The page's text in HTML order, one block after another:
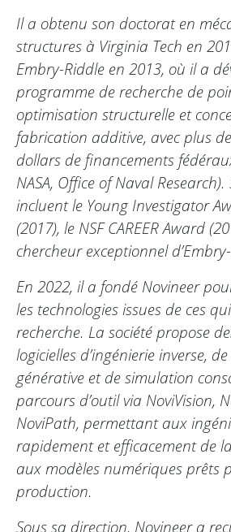
Il a obtenu son doctorat en
structures à Virginia Tech en
Embry-Riddle en 2013, où il a
programme de recherche de
optimisation structurelle et
fabrication additive, avec plus
dollars de financements
NASA, Office of Naval
incluent le Young Investigator
(2017), le NSF CAREER Award
chercheur exceptionnel
En 2022, il a fondé Novineer
les technologies issues de ces
recherche. La société propose
logicielles d’ingénierie inverse,
générative et de simulation
parcours d’outil via NoviVision,
NoviPath, permettant aux
rapidement et efficacement de
aux modèles numériques prêts
production.
Sous sa direction, Novineer a